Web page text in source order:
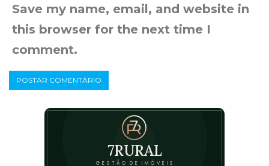
Save my name, email, and website in
this browser for the next time I
comment.